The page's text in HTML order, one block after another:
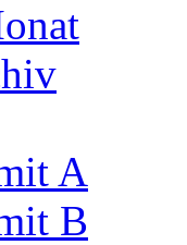
A
B